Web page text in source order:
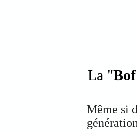
La "
Même si